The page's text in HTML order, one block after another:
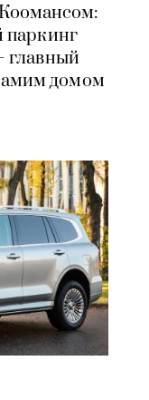
паркинг
главный
домом